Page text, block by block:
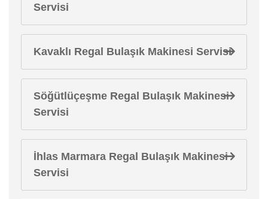
Servisi
Kavaklı Regal Bulaşık Makinesi Servisi
Söğütlüçeşme Regal Bulaşık Makinesi
Servisi
İhlas Marmara Regal Bulaşık Makinesi
Servisi